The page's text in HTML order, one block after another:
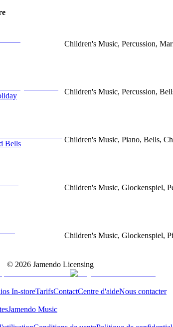
Children's Music, Percussion,
Children's Music, Percussion,
Bells
Children's Music, Piano, Bells,
Children's Music, Glockenspiel,
Children's Music, Glockenspiel,
© 2026 Jamendo Licensing
In-storeTarifsContactCentre d'aideNous contacter
Jamendo Music